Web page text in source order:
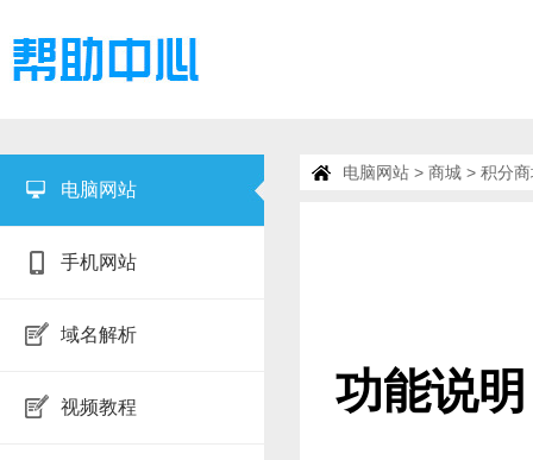
电脑网站
手机网站
域名解析
视频教程
电脑网站 > 商城 > 积分
功能说明